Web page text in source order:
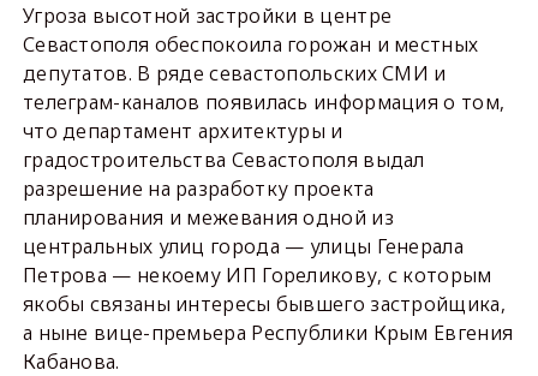
Угроза высотной застройки в центре
Севастополя обеспокоила горожан и местных
депутатов. В ряде севастопольских СМИ и
телеграм-каналов появилась информация о том,
что департамент архитектуры и
градостроительства Севастополя выдал
разрешение на разработку проекта
планирования и межевания одной из
центральных улиц города — улицы Генерала
Петрова — некоему ИП Гореликову, с которым
якобы связаны интересы бывшего застройщика,
а ныне вице-премьера Республики Крым Евгения
Кабанова.